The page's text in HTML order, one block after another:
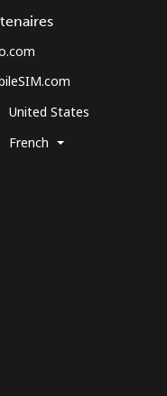
United States
French